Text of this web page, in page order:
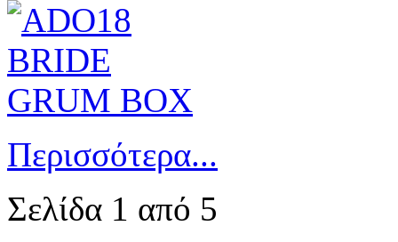
Περισσότερα...
Σελίδα 1 από 5